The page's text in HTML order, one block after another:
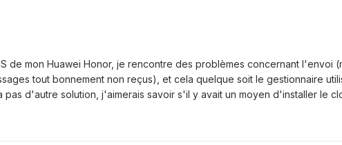
de mon Huawei Honor, je rencontre des problèmes concernant
tout bonnement non reçus), et cela quelque soit le gestionnaire
pas d'autre solution, j'aimerais savoir s'il y avait un moyen d'installer le